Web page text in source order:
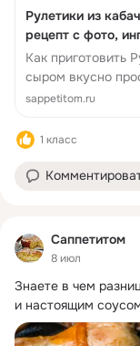
Рулетики из
рецепт с фото,
приготовить
Как приготовить
сыром вкусно
Пошаговые
sappetitom.ru
1 класс
Саппетитом
8 июл
Знаете в чем
и настоящим